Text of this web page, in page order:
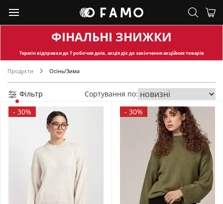
ФІНАЛЬНІ ЗНИЖКИ
Термін відправкидо 7 робочих днів, акція діє до закінчення акційних товарів
Продукти Осінь/Зима
Фільтр
Сортування по:
- 30% - 30%